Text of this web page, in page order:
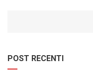
POST RECENTI